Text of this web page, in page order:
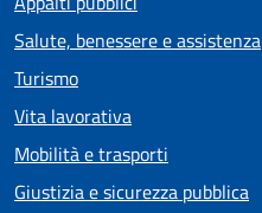
Salute, benessere e assistenza
Turismo
Vita lavorativa
Mobilità e trasporti
Giustizia e sicurezza pubblica